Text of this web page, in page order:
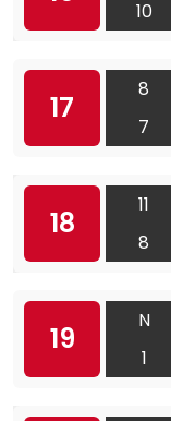
10
17
8
7
18
11
8
19
N
1